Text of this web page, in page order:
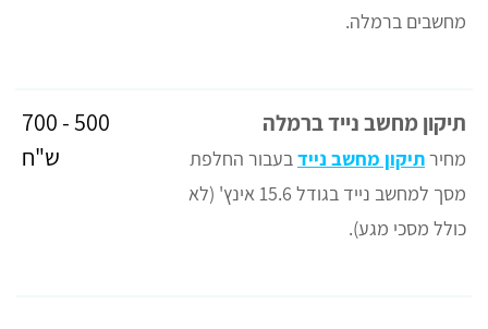
מחשבים ברמלה.
תיקון מחשב נייד ברמלה
מחירתיקון מחשב ניידבעבור החלפת
מסך למחשב נייד בגודל 15.6 אינץ' (לא
כולל מסכי מגע).
500 - 700
ש"ח